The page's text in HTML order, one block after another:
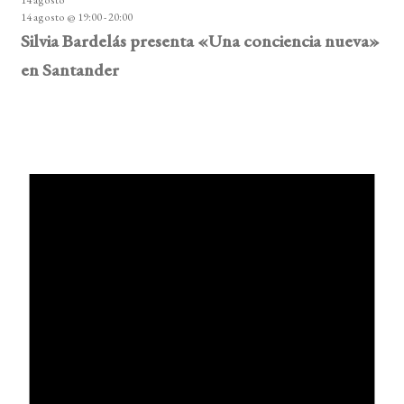
14 agosto @ 19:00-20:00
Silvia Bardelás presenta «Una conciencia nueva»
en Santander